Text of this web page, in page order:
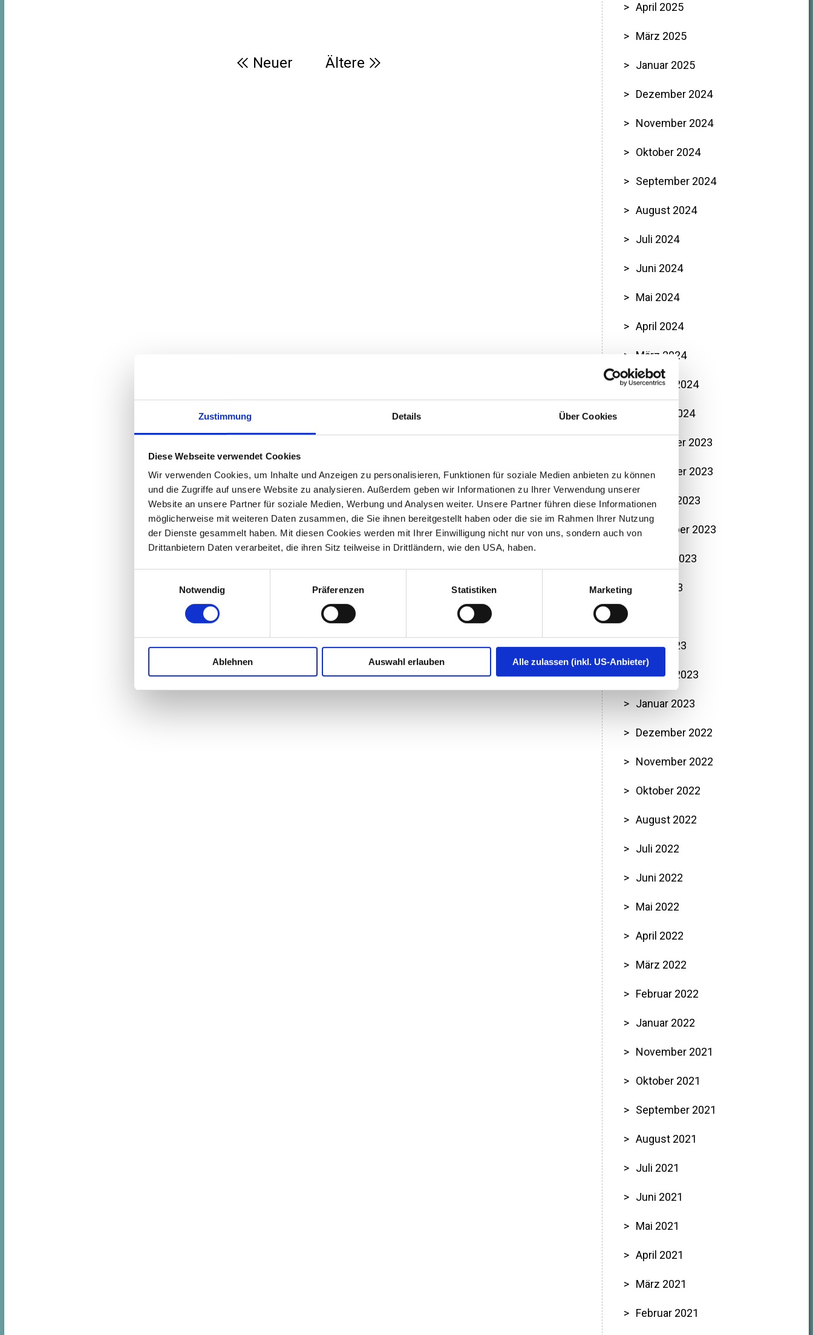
Zustimmung Details Über Cookies
Diese Webseite verwendet Cookies
Wir verwenden Cookies, um Inhalte und Anzeigen zu personalisieren, Funktionen für soziale Medien anbieten zu können
und die Zugriffe auf unsere Website zu analysieren. Außerdem geben wir Informationen zu Ihrer Verwendung unserer
Website an unsere Partner für soziale Medien, Werbung und Analysen weiter. Unsere Partner führen diese Informationen
möglicherweise mit weiteren Daten zusammen, die Sie ihnen bereitgestellt haben oder die sie im Rahmen Ihrer Nutzung
der Dienste gesammelt haben. Mit diesen Cookies werden mit Ihrer Einwilligung nicht nur von uns, sondern auch von
Drittanbietern Daten verarbeitet, die ihren Sitz teilweise in Drittländern, wie den USA, haben.
Notwendig
Präferenzen Statistiken Marketing
Ablehnen Auswahl erlauben Alle zulassen (inkl. US-Anbieter)
Ältere
Neuer
April 2025
März 2025
Januar 2025
Dezember 2024
November 2024
Oktober 2024
September 2024
August 2024
Juli 2024
Juni 2024
Mai 2024
April 2024
März 2024
Februar 2024
Januar 2024
Dezember 2023
November 2023
Oktober 2023
September 2023
August 2023
Juni 2023
März 2023
Februar 2023
Januar 2023
Dezember 2022
November 2022
Oktober 2022
August 2022
Juli 2022
Juni 2022
Mai 2022
April 2022
März 2022
Februar 2022
Januar 2022
November 2021
Oktober 2021
September 2021
August 2021
Juli 2021
Juni 2021
Mai 2021
April 2021
März 2021
Februar 2021